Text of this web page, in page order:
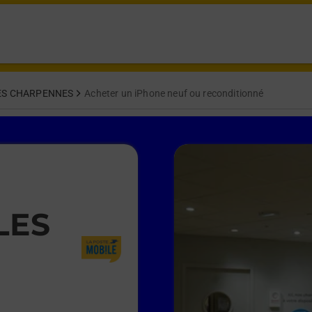
CHARPENNES Acheter un iPhone neuf ou reconditionné